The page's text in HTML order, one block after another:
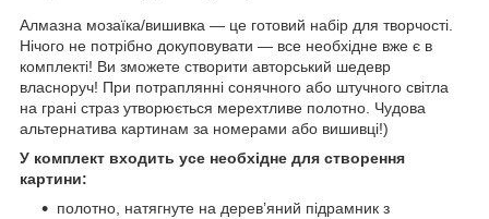
Алмазна мозаїка/вишивка — це готовий набір для творчості.
Нічого не потрібно докуповувати — все необхідне вже є в
комплекті! Ви зможете створити авторський шедевр
власноруч! При потраплянні сонячного або штучного світла
на грані страз утворюється мерехтливе полотно. Чудова
альтернатива картинам за номерами або вишивці!)
У комплект входить усе необхідне для створення
картини:
полотно, натягнуте на дерев’яний підрамник з